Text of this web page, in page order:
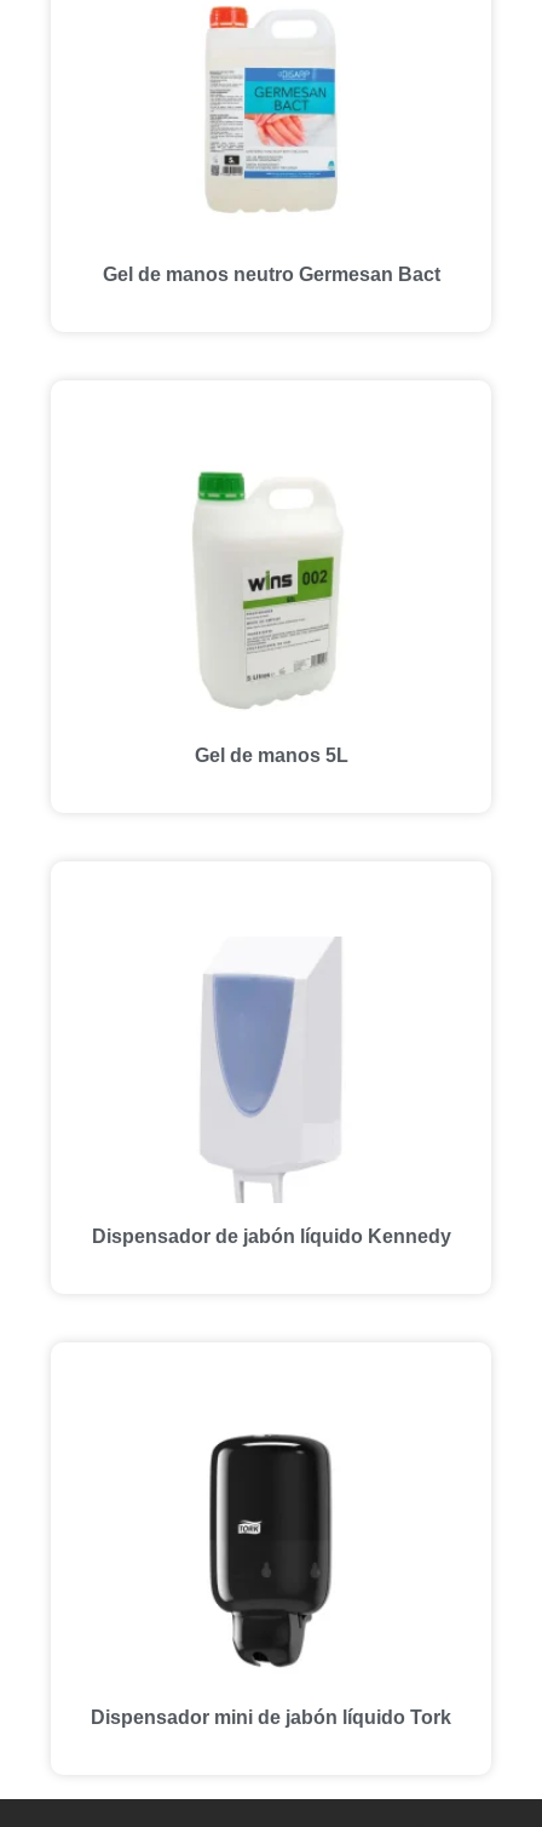
Gel de manos neutro Germesan Bact
Gel de manos 5L
Dispensador de jabón líquido Kennedy
Dispensador mini de jabón líquido Tork